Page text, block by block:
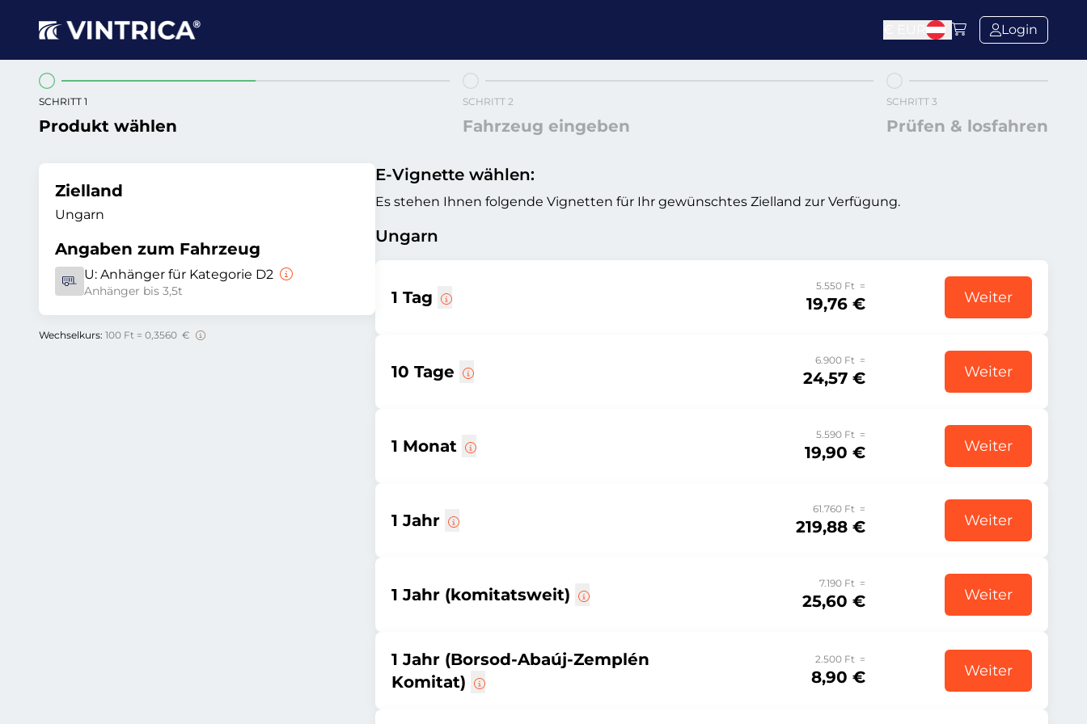
Login
SCHRITT 1
Produkt wählen
SCHRITT 2
Fahrzeug eingeben
SCHRITT 3
Prüfen & losfahren
Zielland
Ungarn
Angaben zum Fahrzeug
U: Anhänger für Kategorie D2
Anhänger bis 3,5t
Wechselkurs: 100 Ft = 0,3560 €
E-Vignette wählen:
Es stehen Ihnen folgende Vignetten für Ihr gewünschtes Zielland zur Verfügung.
Ungarn
1 Tag
5.550 Ft =
19,76 € Weiter
10 Tage
6.900 Ft =
24,57 € Weiter
1 Monat
5.590 Ft =
19,90 € Weiter
1 Jahr
61.760 Ft =
219,88 € Weiter
1 Jahr (komitatsweit)
7.190 Ft =
25,60 € Weiter
1 Jahr (Borsod-Abaúj-Zemplén
Komitat)
2.500 Ft =
8,90 € Weiter